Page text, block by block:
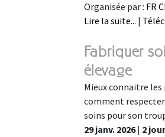
Organisée par : FR
Lire la suite... |
Fabriquer
élevage
Mieux connaitre
comment
soins pour son
29 janv. 2026| 2